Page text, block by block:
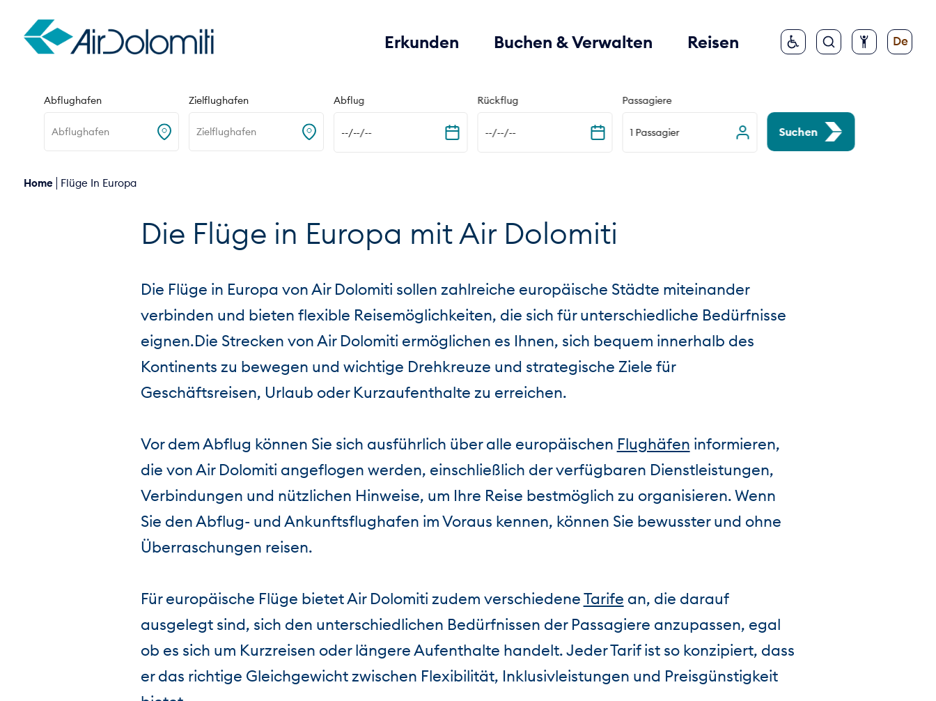
Erkunden Buchen & Verwalten Reisen De
Home Flüge In Europa
Abflughafen
Abflughafen
Zielflughafen
Zielflughafen
Abflug
--/--/--
Rückflug
--/--/--
Passagiere
1 Passagier Suchen
Die Flüge in Europa mit Air Dolomiti
Die Flüge in Europa von Air Dolomiti sollen zahlreiche europäische Städte miteinander
verbinden und bieten flexible Reisemöglichkeiten, die sich für unterschiedliche Bedürfnisse
eignen.Die Strecken von Air Dolomiti ermöglichen es Ihnen, sich bequem innerhalb des
Kontinents zu bewegen und wichtige Drehkreuze und strategische Ziele für
Geschäftsreisen, Urlaub oder Kurzaufenthalte zu erreichen.
Vor dem Abflug können Sie sich ausführlich über alle europäischen Flughäfen informieren,
die von Air Dolomiti angeflogen werden, einschließlich der verfügbaren Dienstleistungen,
Verbindungen und nützlichen Hinweise, um Ihre Reise bestmöglich zu organisieren. Wenn
Sie den Abflug- und Ankunftsflughafen im Voraus kennen, können Sie bewusster und ohne
Überraschungen reisen.
Für europäische Flüge bietet Air Dolomiti zudem verschiedeneTarife an, die darauf
ausgelegt sind, sich den unterschiedlichen Bedürfnissen der Passagiere anzupassen, egal
ob es sich um Kurzreisen oder längere Aufenthalte handelt. Jeder Tarif ist so konzipiert, dass
er das richtige Gleichgewicht zwischen Flexibilität, Inklusivleistungen und Preisgünstigkeit